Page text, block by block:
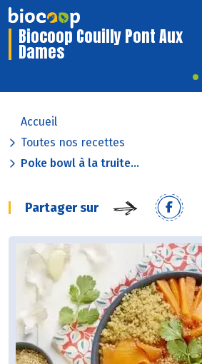
Biocoop Couilly Pont Aux
Dames
Accueil
Toutes nos recettes
Poke bowl à la truite...
Partager sur